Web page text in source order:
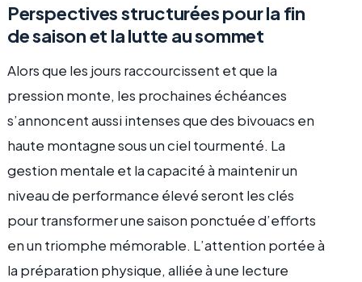
Perspectives structurées pour la fin
de saison et la lutte au sommet
Alors que les jours raccourcissent et que la
pression monte, les prochaines échéances
s’annoncent aussi intenses que des bivouacs en
haute montagne sous un ciel tourmenté. La
gestion mentale et la capacité à maintenir un
niveau de performance élevé seront les clés
pour transformer une saison ponctuée d’efforts
en un triomphe mémorable. L’attention portée à
la préparation physique, alliée à une lecture